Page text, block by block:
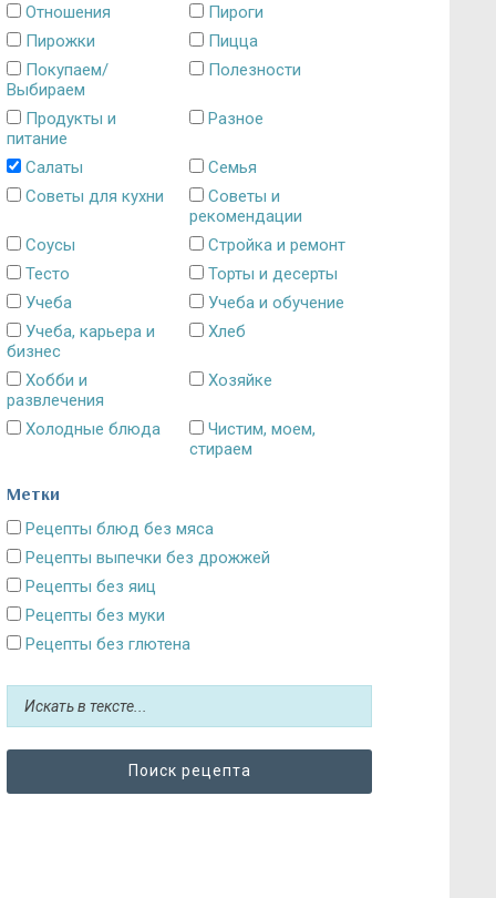
Отношения
Пироги
Пирожки
Пицца
Покупаем/
Выбираем
Полезности
Продукты и
питание
Разное
Салаты
Семья
Советы для кухни
Советы и
рекомендации
Соусы
Стройка и ремонт
Тесто
Торты и десерты
Учеба
Учеба и обучение
Учеба, карьера и
бизнес
Хлеб
Хобби и
развлечения
Хозяйке
Холодные блюда
Чистим, моем,
стираем
Метки
Блюда без картошки
Рецепты без выпечки
Рецепты без глютена
Рецепты без грибов
Рецепты без муки
Рецепты без яиц
Рецепты блюд без мяса
Рецепты выпечки без дрожжей